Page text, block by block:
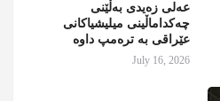
عەلی زەیدی بەڵێنی
چەکداماڵینی میلیشیاکانی
عێراقی بە ترەمپ داوە
July 16, 2026